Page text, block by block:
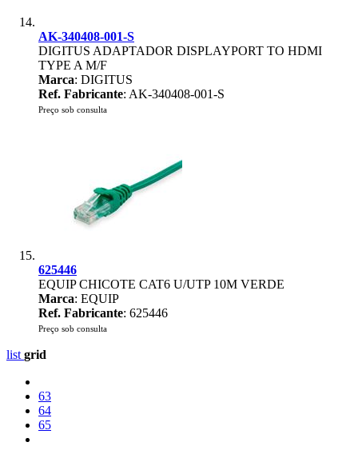
AK-340408-001-S
DIGITUS ADAPTADOR DISPLAYPORT TO HDMI
TYPE A M/F
Marca: DIGITUS
Ref. Fabricante: AK-340408-001-S
Preço sob consulta
625446
EQUIP CHICOTE CAT6 U/UTP 10M VERDE
Marca: EQUIP
Ref. Fabricante: 625446
Preço sob consulta
list grid
63
64
65